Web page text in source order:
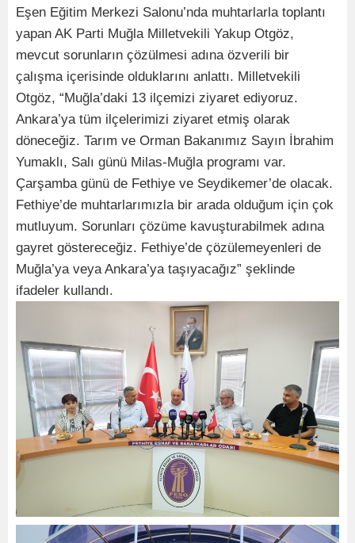
Eşen Eğitim Merkezi Salonu’nda muhtarlarla toplantı
yapan AK Parti Muğla Milletvekili Yakup Otgöz,
mevcut sorunların çözülmesi adına özverili bir
çalışma içerisinde olduklarını anlattı. Milletvekili
Otgöz, “Muğla’daki 13 ilçemizi ziyaret ediyoruz.
Ankara’ya tüm ilçelerimizi ziyaret etmiş olarak
döneceğiz. Tarım ve Orman Bakanımız Sayın İbrahim
Yumaklı, Salı günü Milas-Muğla programı var.
Çarşamba günü de Fethiye ve Seydikemer’de olacak.
Fethiye’de muhtarlarımızla bir arada olduğum için çok
mutluyum. Sorunları çözüme kavuşturabilmek adına
gayret göstereceğiz. Fethiye’de çözülemeyenleri de
Muğla’ya veya Ankara’ya taşıyacağız” şeklinde
ifadeler kullandı.